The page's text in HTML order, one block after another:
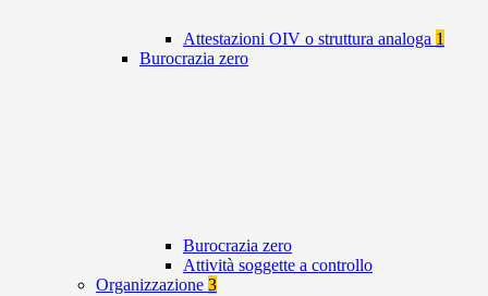
Attestazioni OIV o struttura analoga 1
Burocrazia zero
Burocrazia zero
Attività soggette a controllo
Organizzazione 3